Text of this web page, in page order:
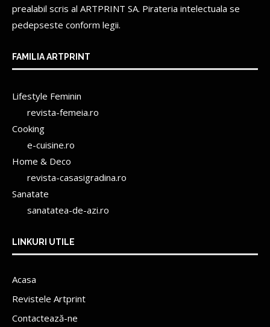
prealabil scris al ARTPRINT SA. Pirateria intelectuala se
pedepseste conform legii.
FAMILIA ARTPRINT
Lifestyle Feminin
revista-femeia.ro
Cooking
e-cuisine.ro
Home & Deco
revista-casasigradina.ro
Sanatate
sanatatea-de-azi.ro
LINKURI UTILE
Acasa
Revistele Artprint
Contactează-ne